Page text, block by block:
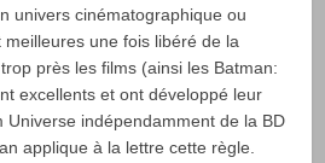
univers cinématographique ou
une fois libéré de la
près les films (ainsi les Batman:
excellents et ont développé leur
Universe indépendamment de la BD
applique à la lettre cette règle.